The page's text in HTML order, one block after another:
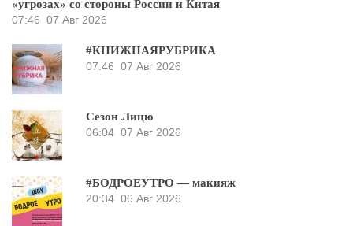
«угрозах» со стороны России и Китая
07:46 07 Авг 2026
#КНИЖНАЯРУБРИКА
07:46 07 Авг 2026
Сезон Лицю
06:04 07 Авг 2026
#БОДРОЕУТРО — макияж
20:34 06 Авг 2026